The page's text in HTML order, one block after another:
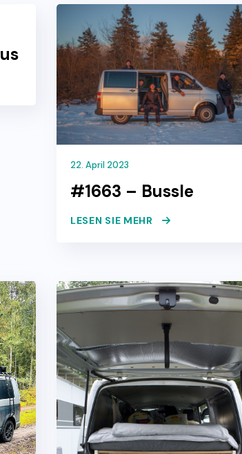
22. April 2023
#1663 – Bussle
LESEN SIE MEHR